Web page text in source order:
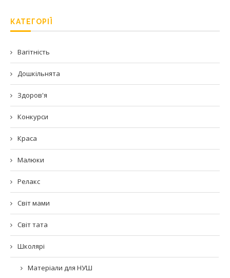
КАТЕГОРІЇ
Вагітність
Дошкільнята
Здоров'я
Конкурси
Краса
Малюки
Релакс
Світ мами
Світ тата
Школярі
Матеріали для НУШ